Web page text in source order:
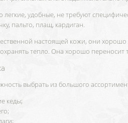
легкие, удобные, не требуют
пальто, плащ, кардиган.
настоящей кожи, они
тепло. Она хорошо
выбрать из большого
кеды;